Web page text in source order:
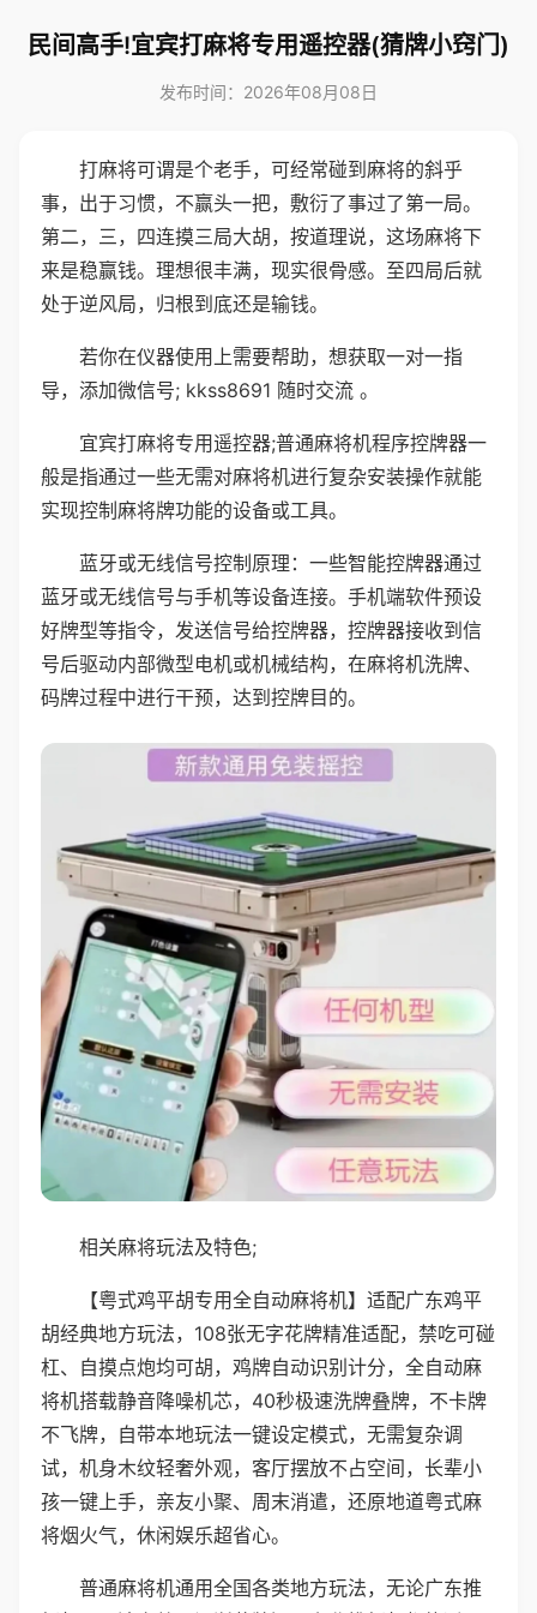
民间高手!宜宾打麻将专用遥控器(猜牌小窍门)
发布时间：2026年08月08日
打麻将可谓是个老手，可经常碰到麻将的斜乎
事，出于习惯，不赢头一把，敷衍了事过了第一局。
第二，三，四连摸三局大胡，按道理说，这场麻将下
来是稳赢钱。理想很丰满，现实很骨感。至四局后就
处于逆风局，归根到底还是输钱。
若你在仪器使用上需要帮助，想获取一对一指
导，添加微信号; kkss8691 随时交流 。
宜宾打麻将专用遥控器;普通麻将机程序控牌器一
般是指通过一些无需对麻将机进行复杂安装操作就能
实现控制麻将牌功能的设备或工具。
蓝牙或无线信号控制原理：一些智能控牌器通过
蓝牙或无线信号与手机等设备连接。手机端软件预设
好牌型等指令，发送信号给控牌器，控牌器接收到信
号后驱动内部微型电机或机械结构，在麻将机洗牌、
码牌过程中进行干预，达到控牌目的。
相关麻将玩法及特色;
【粤式鸡平胡专用全自动麻将机】适配广东鸡平
胡经典地方玩法，108张无字花牌精准适配，禁吃可碰
杠、自摸点炮均可胡，鸡牌自动识别计分，全自动麻
将机搭载静音降噪机芯，40秒极速洗牌叠牌，不卡牌
不飞牌，自带本地玩法一键设定模式，无需复杂调
试，机身木纹轻奢外观，客厅摆放不占空间，长辈小
孩一键上手，亲友小聚、周末消遣，还原地道粤式麻
将烟火气，休闲娱乐超省心。
普通麻将机通用全国各类地方玩法，无论广东推